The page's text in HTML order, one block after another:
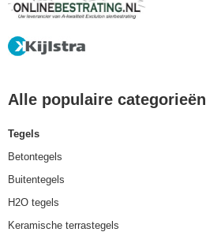
Alle populaire categorieën
Tegels
Betontegels
Buitentegels
H2O tegels
Keramische terrastegels